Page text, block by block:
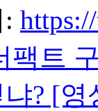
팩트
냐? [